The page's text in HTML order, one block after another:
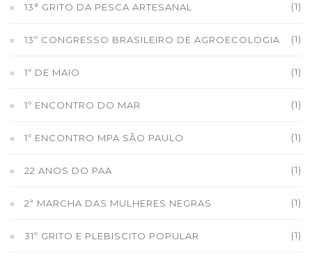
13° GRITO DA PESCA ARTESANAL (1)
13º CONGRESSO BRASILEIRO DE AGROECOLOGIA (1)
1º DE MAIO (1)
1º ENCONTRO DO MAR (1)
1º ENCONTRO MPA SÃO PAULO (1)
22 ANOS DO PAA (1)
2ª MARCHA DAS MULHERES NEGRAS (1)
31º GRITO E PLEBISCITO POPULAR (1)